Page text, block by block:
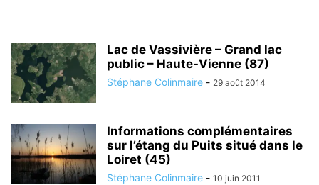
Lac de Vassivière – Grand lac
public – Haute-Vienne (87)
Stéphane Colinmaire - 29 août 2014
Informations complémentaires
sur l’étang du Puits situé dans le
Loiret (45)
Stéphane Colinmaire - 10 juin 2011